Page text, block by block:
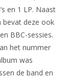
en 1 LP. Naast
bevat deze ook
BBC-sessies.
het nummer
was
de band en